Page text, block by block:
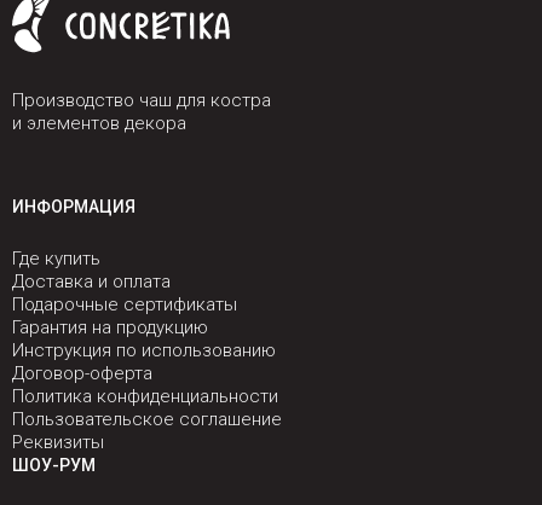
Производство чаш для костра
и элементов декора
ИНФОРМАЦИЯ
Где купить
Доставка и оплата
Подарочные сертификаты
Гарантия на продукцию
Инструкция по использованию
Договор-оферта
Политика конфиденциальности
Пользовательское соглашение
Реквизиты
ШОУ-РУМ